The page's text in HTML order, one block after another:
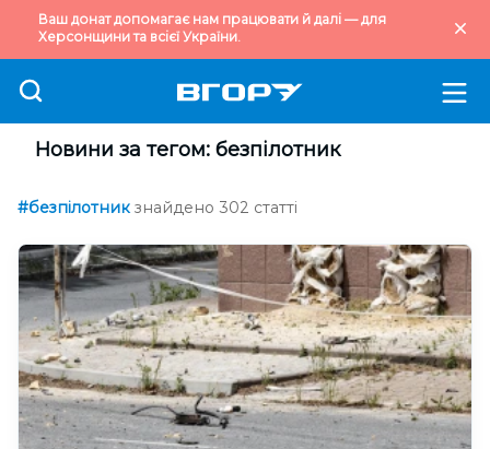
Ваш донат допомагає нам працювати й далі — для
Херсонщини та всієї України.
Новини за тегом: безпілотник
#безпілотник знайдено 302 статті